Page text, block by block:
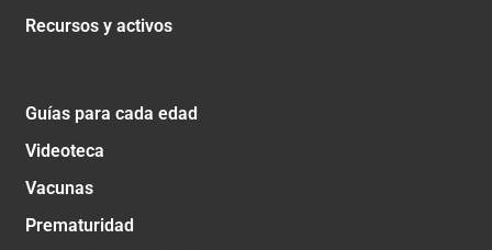
Recursos y activos
Guías para cada edad
Videoteca
Vacunas
Prematuridad